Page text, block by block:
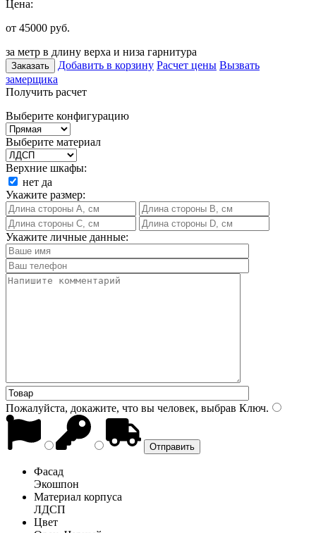
Цена:
от 45000 руб.
за метр в длину верха и низа гарнитура
Заказать Добавить в корзину Расчет цены Вызвать
замерщика
Получить расчет
Выберите конфигурацию
Выберите материал
Верхние шкафы:
нет да
Укажите размер:
Укажите личные данные:
Пожалуйста, докажите, что вы человек, выбрав Ключ.
Фасад
Экошпон
Материал корпуса
ЛДСП
Цвет